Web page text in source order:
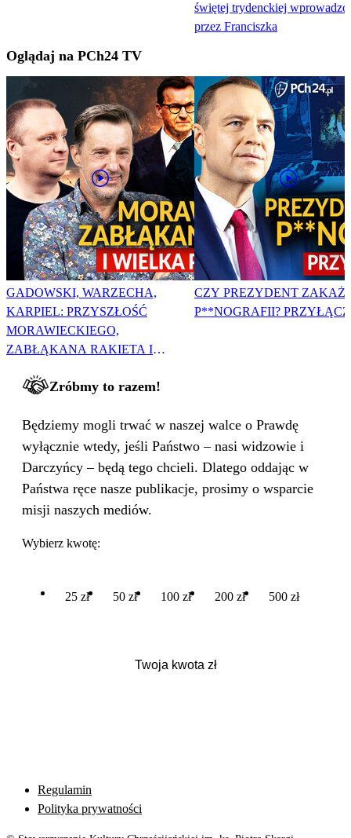
świętej trydenckiej
przez Franciszka
Oglądaj na PCh24 TV
GADOWSKI, WARZECHA,
KARPIEL: PRZYSZŁOŚĆ
MORAWIECKIEGO,
ZABŁĄKANA RAKIETA I
CZY PREZYDENT
P**NOGRAFII?
Zróbmy to razem!
Będziemy mogli trwać w naszej walce o Prawdę
wyłącznie wtedy, jeśli Państwo – nasi widzowie i
Darczyńcy – będą tego chcieli. Dlatego oddając w
Państwa ręce nasze publikacje, prosimy o wsparcie
misji naszych mediów.
Wybierz kwotę:
25 zł 50 zł 100 zł 200 zł 500 zł
Regulamin
Polityka prywatności